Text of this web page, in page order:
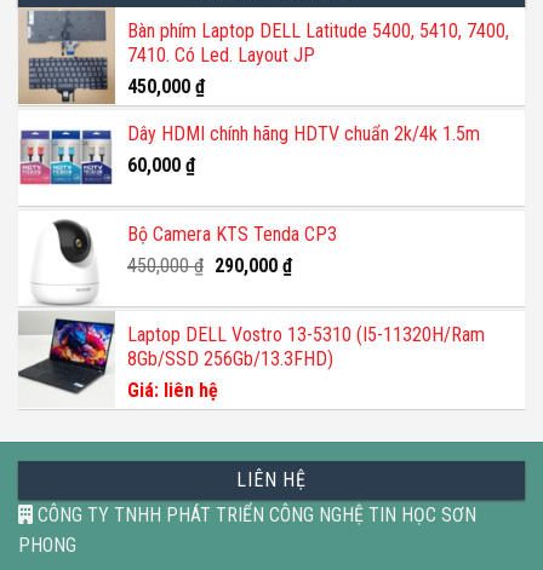
Bàn phím Laptop DELL Latitude 5400, 5410, 7400,
7410. Có Led. Layout JP
450,000 ₫
Dây HDMI chính hãng HDTV chuẩn 2k/4k 1.5m
60,000 ₫
Bộ Camera KTS Tenda CP3
450,000₫ Giá
là:
450,000 ₫.
290,000 ₫Giá
tại
là:
290,000 ₫.
Laptop DELL Vostro 13-5310 (I5-11320H/Ram
8Gb/SSD 256Gb/13.3FHD)
Giá: liên hệ
LIÊN HỆ
CÔNG TY TNHH PHÁT TRIỂN CÔNG NGHỆ TIN HỌC SƠN
PHONG